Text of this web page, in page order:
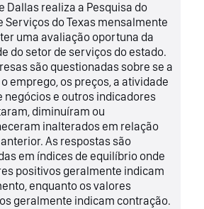
Dallas realiza a Pesquisa do
Serviços do Texas mensalmente
uma avaliação oportuna da
do setor de serviços do estado.
são questionadas sobre se a
emprego, os preços, a atividade
negócios e outros indicadores
diminuíram ou
inalterados em relação
As respostas são
em índices de equilíbrio onde
positivos geralmente indicam
enquanto os valores
geralmente indicam contração.